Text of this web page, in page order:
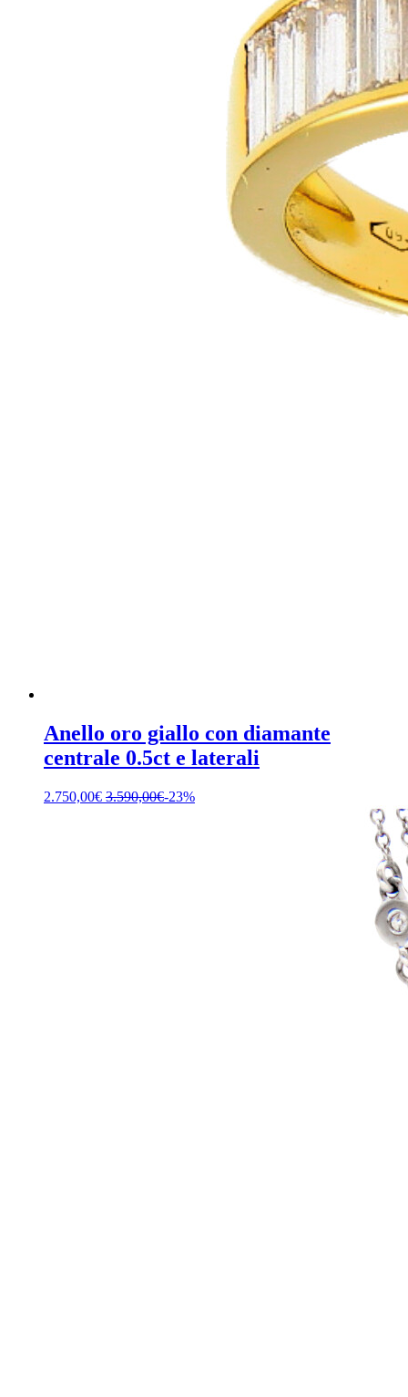
Anello oro giallo con diamante
centrale 0.5ct e laterali
2.750,00€ 3.590,00€-23%